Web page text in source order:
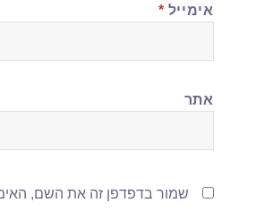
אימייל *
אתר
שמור בדפדפן זה את השם,